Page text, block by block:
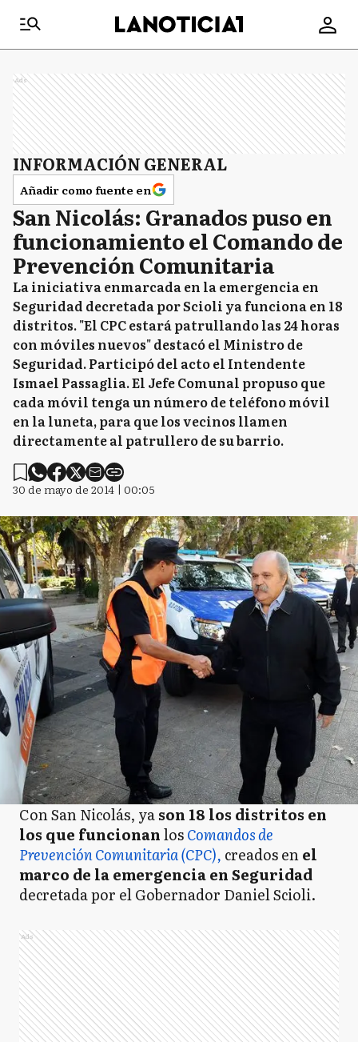
Ads
INFORMACIÓN GENERAL
Añadir como fuente en
San Nicolás: Granados puso en
funcionamiento el Comando de
Prevención Comunitaria
La iniciativa enmarcada en la emergencia en
Seguridad decretada por Scioli ya funciona en 18
distritos. "El CPC estará patrullando las 24 horas
con móviles nuevos" destacó el Ministro de
Seguridad. Participó del acto el Intendente
Ismael Passaglia. El Jefe Comunal propuso que
cada móvil tenga un número de teléfono móvil
en la luneta, para que los vecinos llamen
directamente al patrullero de su barrio.
30 de mayo de 2014 | 00:05
Con San Nicolás, yason 18 los distritos en
los que funcionanlosComandos de
Prevención Comunitaria (CPC), creados enel
marco de la emergencia en Seguridad
decretada por el Gobernador Daniel Scioli.
Ads